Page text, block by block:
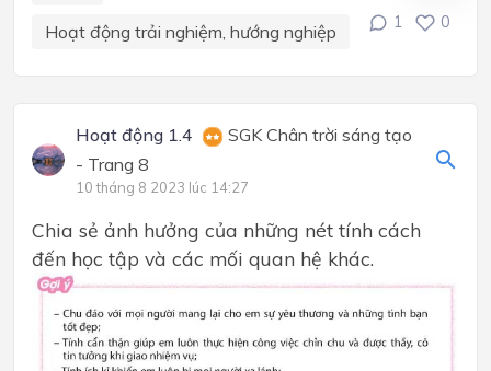
Hoạt động trải nghiệm, hướng nghiệp
1 0
Hoạt động 1.4
SGK Chân trời sáng tạo
- Trang 8
10 tháng 8 2023 lúc 14:27
Chia sẻ ảnh hưởng của những nét tính cách
đến học tập và các mối quan hệ khác.